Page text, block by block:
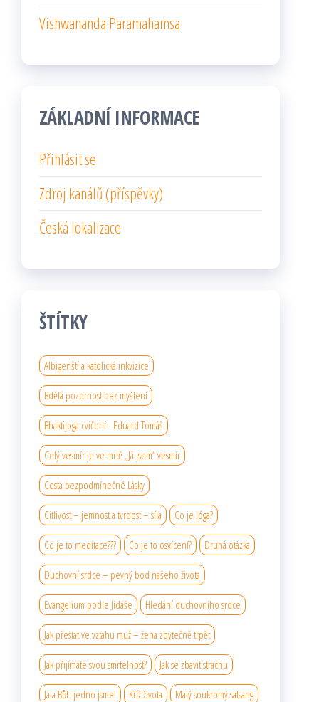
Vishwananda Paramahamsa
ZÁKLADNÍ INFORMACE
Přihlásit se
Zdroj kanálů (příspěvky)
Česká lokalizace
ŠTÍTKY
Albigenští a katolická inkvizice
Bdělá pozornost bez myšlení
Bhaktijoga cvičení - Eduard Tomáš
Celý vesmír je ve mně „Já jsem“ vesmír
Cesta bezpodmínečné Lásky
Citlivost – jemnost a tvrdost – síla Co je Jóga?
Co je to meditace??? Co je to osvícení? Druhá otázka
Duchovní srdce – pevný bod našeho života
Evangelium podle Jidáše Hledání duchovního srdce
Jak přestat ve vztahu muž – žena zbytečně trpět
Jak přijímáte svou smrtelnost? Jak se zbavit strachu
Já a Bůh jedno jsme! Kříž života Malý soukromý satsang